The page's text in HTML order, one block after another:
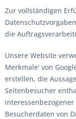
Zur vollständigen
die
Unsere Website
Merkmale' von
erstellen, die
Seitenbesucher
Besucherdaten von